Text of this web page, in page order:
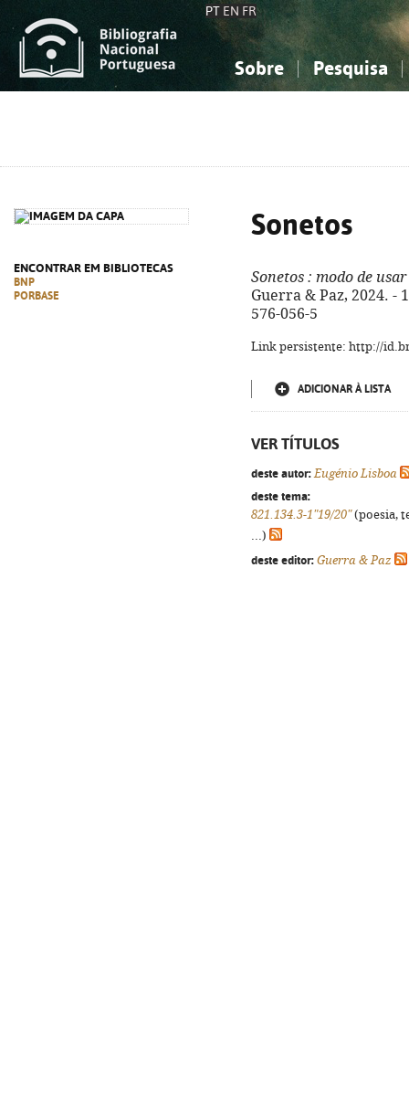
PT EN FR
Sobre Pesquisa
ENCONTRAR EM BIBLIOTECAS
BNP
PORBASE
Sonetos
Sonetos : modo de usar
Guerra & Paz, 2024. -
576-056-5
Link persistente: http://
ADICIONAR À LISTA
VER TÍTULOS
deste autor: Eugénio Lisboa
deste tema:
821.134.3-1"19/20"(poesia,
...)
deste editor: Guerra & Paz